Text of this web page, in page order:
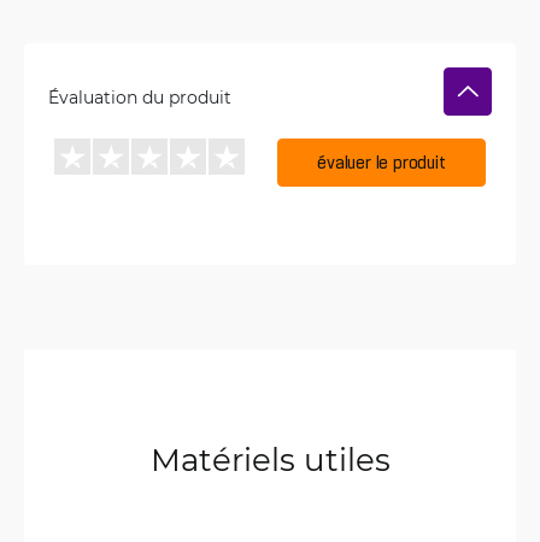
Évaluation du produit
évaluer le produit
Matériels utiles